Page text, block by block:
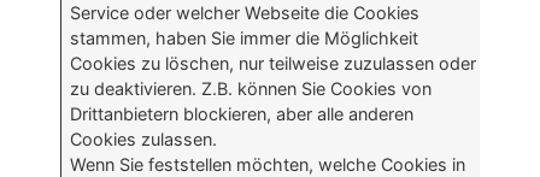
Service oder welcher Webseite die Cookies
stammen, haben Sie immer die Möglichkeit
Cookies zu löschen, nur teilweise zuzulassen oder
zu deaktivieren. Z.B. können Sie Cookies von
Drittanbietern blockieren, aber alle anderen
Cookies zulassen.
Wenn Sie feststellen möchten, welche Cookies in